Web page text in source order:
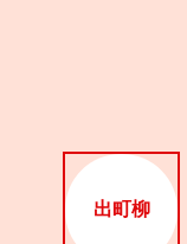
出町柳